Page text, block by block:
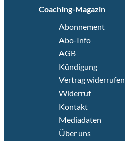
Coaching-Magazin
Abonnement
Abo-Info
AGB
Kündigung
Vertrag widerrufen
Widerruf
Kontakt
Mediadaten
Über uns